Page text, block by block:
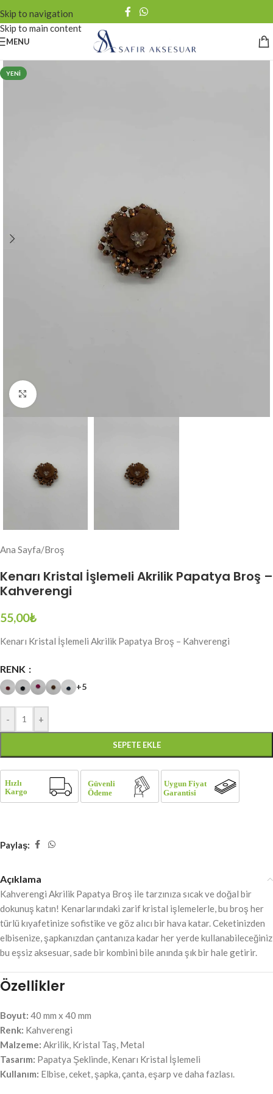
Skip to navigation
Skip to main content
MENU
YENI
Click to enlarge
Ana Sayfa/Broş
Kenarı Kristal İşlemeli Akrilik Papatya Broş –
Kahverengi
55,00₺
Kenarı Kristal İşlemeli Akrilik Papatya Broş – Kahverengi
RENK
+5
- +
SEPETE EKLE
Paylaş:
Açıklama
Kahverengi Akrilik Papatya Broş ile tarzınıza sıcak ve doğal bir
dokunuş katın! Kenarlarındaki zarif kristal işlemelerle, bu broş her
türlü kıyafetinize sofistike ve göz alıcı bir hava katar. Ceketinizden
elbisenize, şapkanızdan çantanıza kadar her yerde kullanabileceğiniz
bu eşsiz aksesuar, sade bir kombini bile anında şık bir hale getirir.
Özellikler
Boyut: 40 mm x 40 mm
Renk: Kahverengi
Malzeme: Akrilik, Kristal Taş, Metal
Tasarım: Papatya Şeklinde, Kenarı Kristal İşlemeli
Kullanım: Elbise, ceket, şapka, çanta, eşarp ve daha fazlası.